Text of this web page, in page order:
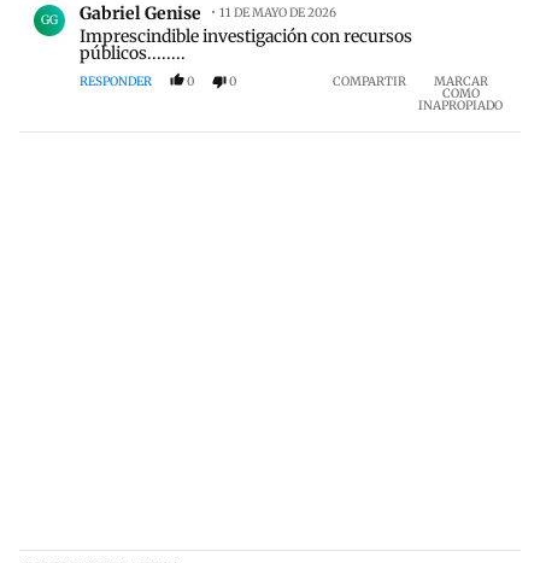
GG Gabriel Genise 11 DE MAYO DE 2026
Imprescindible investigación con recursos
públicos........
RESPONDER 0 0 COMPARTIR MARCAR
COMO
INAPROPIADO